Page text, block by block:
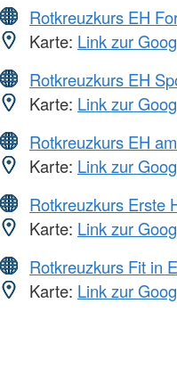
Rotkreuzkurs EH
Karte: Link zur
Rotkreuzkurs EH
Karte: Link zur
Rotkreuzkurs EH
Karte: Link zur
Rotkreuzkurs Erste
Karte: Link zur
Rotkreuzkurs Fit in
Karte: Link zur